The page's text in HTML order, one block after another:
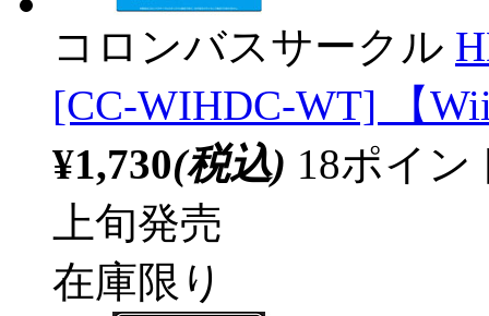
コロンバスサークル
[CC-WIHDC-WT] 【
¥1,730(税込) 18ポイ
上旬発売
在庫限り